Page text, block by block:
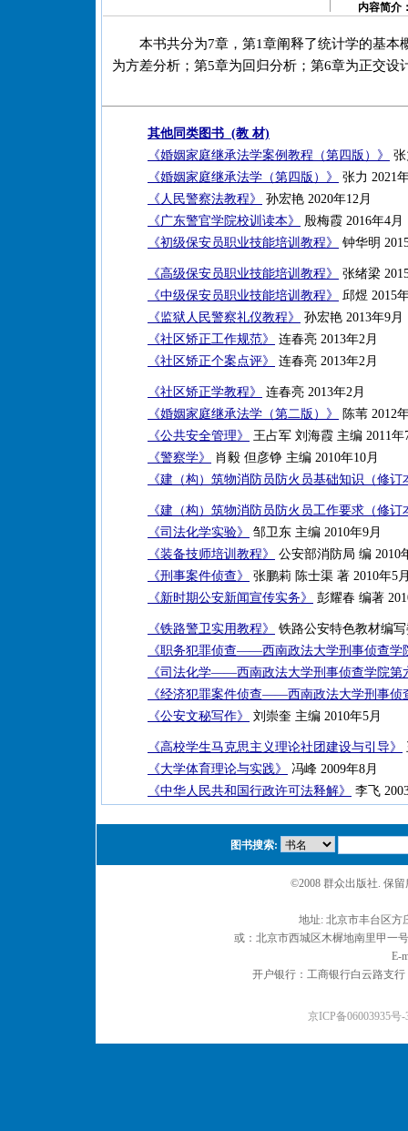
内容简介
本书共分为7章，第1章阐释了统计学的基
为方差分析；第5章为回归分析；第6章为正交
其他同类图书 (教 材)
《婚姻家庭继承法学案例教程（第四版）》
张
《婚姻家庭继承法学（第四版）》
张力 2021
《人民警察法教程》
孙宏艳 2020年12月
《广东警官学院校训读本》
殷梅霞 2016年4月
《初级保安员职业技能培训教程》
钟华明
《高级保安员职业技能培训教程》
张绪梁
《中级保安员职业技能培训教程》
邱煜 2015
《监狱人民警察礼仪教程》
孙宏艳 2013年9月
《社区矫正工作规范》
连春亮 2013年2月
《社区矫正个案点评》
连春亮 2013年2月
《社区矫正学教程》
连春亮 2013年2月
《婚姻家庭继承法学（第二版）》
陈苇 2012
《公共安全管理》
王占军 刘海霞 主编 2011年
《警察学》
肖毅 但彦铮 主编 2010年10月
《建（构）筑物消防员防火员基础知识（修订
《建（构）筑物消防员防火员工作要求（修订
《司法化学实验》
邹卫东 主编 2010年9月
《装备技师培训教程》
公安部消防局 编 2010
《刑事案件侦查》
张鹏莉 陈士渠 著 2010年5
《新时期公安新闻宣传实务》
彭耀春 编著
《铁路警卫实用教程》
铁路公安特色教材编
《职务犯罪侦查——西南政法大学刑事侦查学
《司法化学——西南政法大学刑事侦查学院第
《经济犯罪案件侦查——西南政法大学刑事侦
《公安文秘写作》
刘崇奎 主编 2010年5月
《高校学生马克思主义理论社团建设与引导》
《大学体育理论与实践》
冯峰 2009年8月
《中华人民共和国行政许可法释解》
李飞
图书搜索:
©2008 群众出版社. 保
地址: 北京市丰台区
或：北京市西城区木樨地南里甲一
E-
开户银行：工商银行白云路支
京ICP备06003935号-